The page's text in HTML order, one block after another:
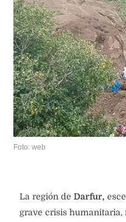
Foto: web
La región de Darfur,
grave crisis humanitaria,